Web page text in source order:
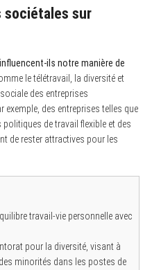
sociétales sur
ils notre manière de
le télétravail, la diversité et
des entreprises
exemple, des entreprises telles que
de travail flexible et des
de rester attractives pour les
travail-vie personnelle avec
pour la diversité, visant à
minorités dans les postes de